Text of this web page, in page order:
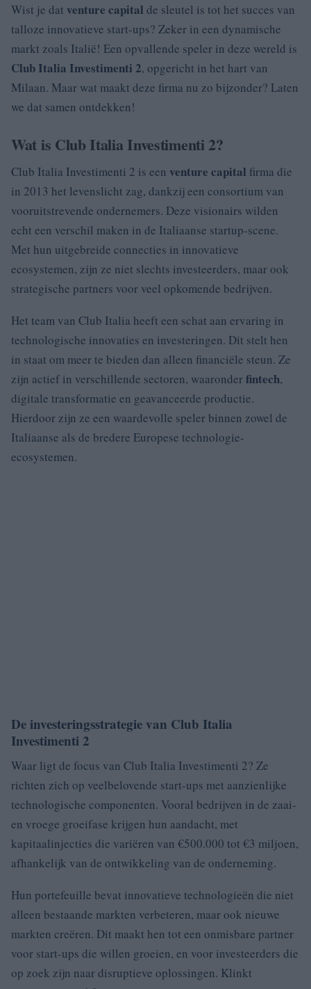
Wist je dat venture capital de sleutel is tot het succes van
talloze innovatieve start-ups? Zeker in een dynamische
markt zoals Italië! Een opvallende speler in deze wereld is
Club Italia Investimenti 2, opgericht in het hart van
Milaan. Maar wat maakt deze firma nu zo bijzonder? Laten
we dat samen ontdekken!
Wat is Club Italia Investimenti 2?
Club Italia Investimenti 2 is een venture capital firma die
in 2013 het levenslicht zag, dankzij een consortium van
vooruitstrevende ondernemers. Deze visionairs wilden
echt een verschil maken in de Italiaanse startup-scene.
Met hun uitgebreide connecties in innovatieve
ecosystemen, zijn ze niet slechts investeerders, maar ook
strategische partners voor veel opkomende bedrijven.
Het team van Club Italia heeft een schat aan ervaring in
technologische innovaties en investeringen. Dit stelt hen
in staat om meer te bieden dan alleen financiële steun. Ze
zijn actief in verschillende sectoren, waaronderfintech,
digitale transformatie en geavanceerde productie.
Hierdoor zijn ze een waardevolle speler binnen zowel de
Italiaanse als de bredere Europese technologie-
ecosystemen.
De investeringsstrategie van Club Italia
Investimenti 2
Waar ligt de focus van Club Italia Investimenti 2? Ze
richten zich op veelbelovende start-ups met aanzienlijke
technologische componenten. Vooral bedrijven in de zaai-
en vroege groeifase krijgen hun aandacht, met
kapitaalinjecties die variëren van €500.000 tot €3 miljoen,
afhankelijk van de ontwikkeling van de onderneming.
Hun portefeuille bevat innovatieve technologieën die niet
alleen bestaande markten verbeteren, maar ook nieuwe
markten creëren. Dit maakt hen tot een onmisbare partner
voor start-ups die willen groeien, en voor investeerders die
op zoek zijn naar disruptieve oplossingen. Klinkt